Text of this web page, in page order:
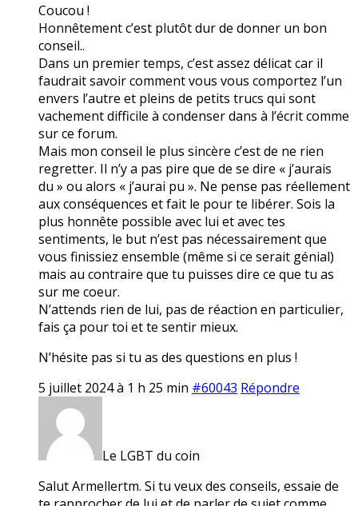
Coucou !
Honnêtement c’est plutôt dur de donner un bon
conseil..
Dans un premier temps, c’est assez délicat car il
faudrait savoir comment vous vous comportez l’un
envers l’autre et pleins de petits trucs qui sont
vachement difficile à condenser dans à l’écrit comme
sur ce forum.
Mais mon conseil le plus sincère c’est de ne rien
regretter. Il n’y a pas pire que de se dire « j’aurais
du » ou alors « j’aurai pu ». Ne pense pas réellement
aux conséquences et fait le pour te libérer. Sois la
plus honnête possible avec lui et avec tes
sentiments, le but n’est pas nécessairement que
vous finissiez ensemble (même si ce serait génial)
mais au contraire que tu puisses dire ce que tu as
sur me coeur.
N’attends rien de lui, pas de réaction en particulier,
fais ça pour toi et te sentir mieux.
N’hésite pas si tu as des questions en plus !
5 juillet 2024 à 1 h 25 min #60043 Répondre
Le LGBT du coin
Salut Armellertm. Si tu veux des conseils, essaie de